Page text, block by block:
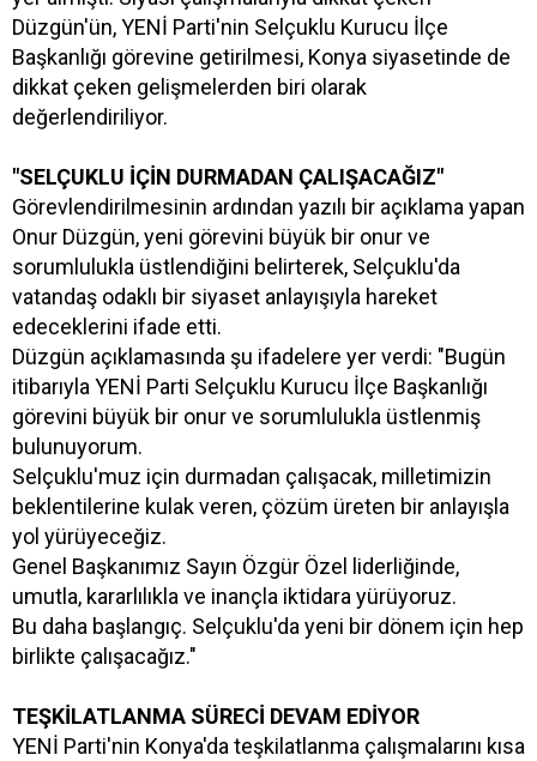
Düzgün'ün, YENİ Parti'nin Selçuklu Kurucu İlçe
Başkanlığı görevine getirilmesi, Konya siyasetinde de
dikkat çeken gelişmelerden biri olarak
değerlendiriliyor.
"SELÇUKLU İÇİN DURMADAN ÇALIŞACAĞIZ"
Görevlendirilmesinin ardından yazılı bir açıklama yapan
Onur Düzgün, yeni görevini büyük bir onur ve
sorumlulukla üstlendiğini belirterek, Selçuklu'da
vatandaş odaklı bir siyaset anlayışıyla hareket
edeceklerini ifade etti.
Düzgün açıklamasında şu ifadelere yer verdi: "Bugün
itibarıyla YENİ Parti Selçuklu Kurucu İlçe Başkanlığı
görevini büyük bir onur ve sorumlulukla üstlenmiş
bulunuyorum.
Selçuklu'muz için durmadan çalışacak, milletimizin
beklentilerine kulak veren, çözüm üreten bir anlayışla
yol yürüyeceğiz.
Genel Başkanımız Sayın Özgür Özel liderliğinde,
umutla, kararlılıkla ve inançla iktidara yürüyoruz.
Bu daha başlangıç. Selçuklu'da yeni bir dönem için hep
birlikte çalışacağız."
TEŞKİLATLANMA SÜRECİ DEVAM EDİYOR
YENİ Parti'nin Konya'da teşkilatlanma çalışmalarını kısa